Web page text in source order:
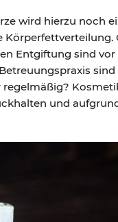
wird hierzu noch
Entgiftung sind
und